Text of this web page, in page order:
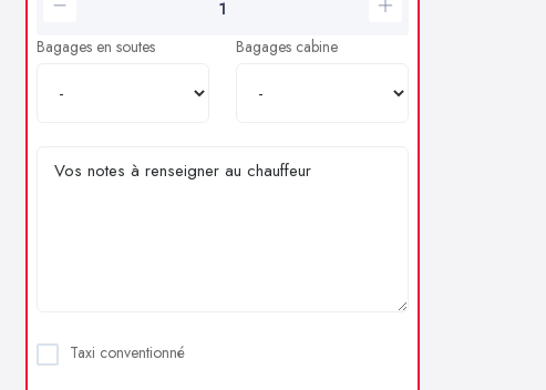
Bagages en soutes Bagages cabine
Taxi conventionné